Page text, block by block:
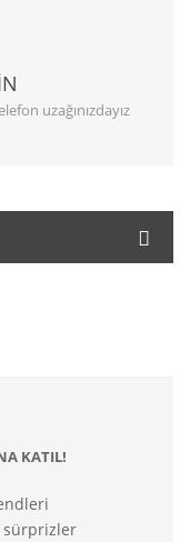
uzağınızdayız
KATIL!
sürprizler